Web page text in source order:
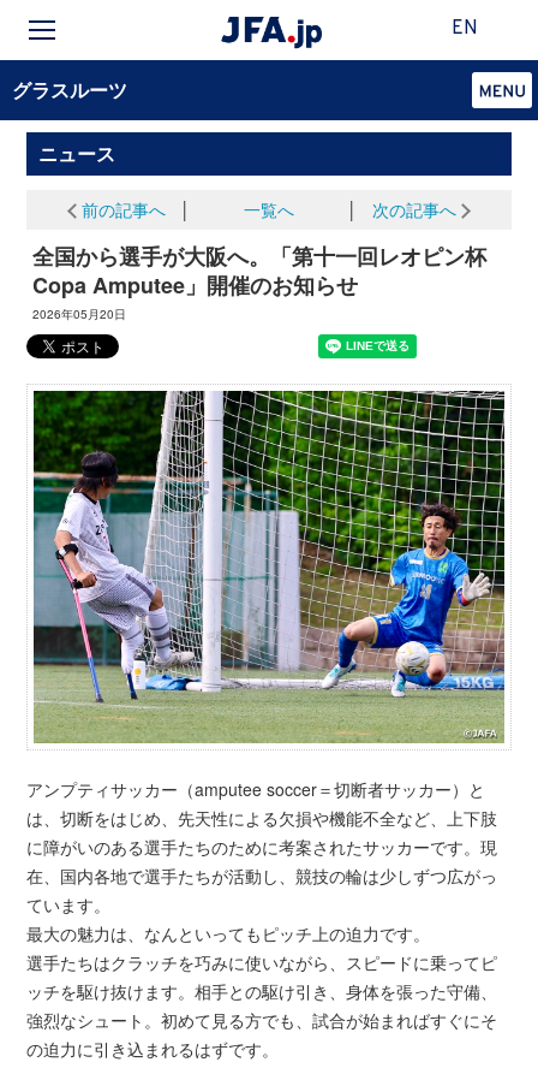
EN
グラスルーツ
ニュース
前の記事へ 一覧へ 次の記事へ
全国から選手が大阪へ。「第十一回レオピン杯
Copa Amputee」開催のお知らせ
2026年05月20日
アンプティサッカー（amputee soccer＝切断者サッカー）と
は、切断をはじめ、先天性による欠損や機能不全など、上下肢
に障がいのある選手たちのために考案されたサッカーです。現
在、国内各地で選手たちが活動し、競技の輪は少しずつ広がっ
ています。
最大の魅力は、なんといってもピッチ上の迫力です。
選手たちはクラッチを巧みに使いながら、スピードに乗ってピ
ッチを駆け抜けます。相手との駆け引き、身体を張った守備、
強烈なシュート。初めて見る方でも、試合が始まればすぐにそ
の迫力に引き込まれるはずです。